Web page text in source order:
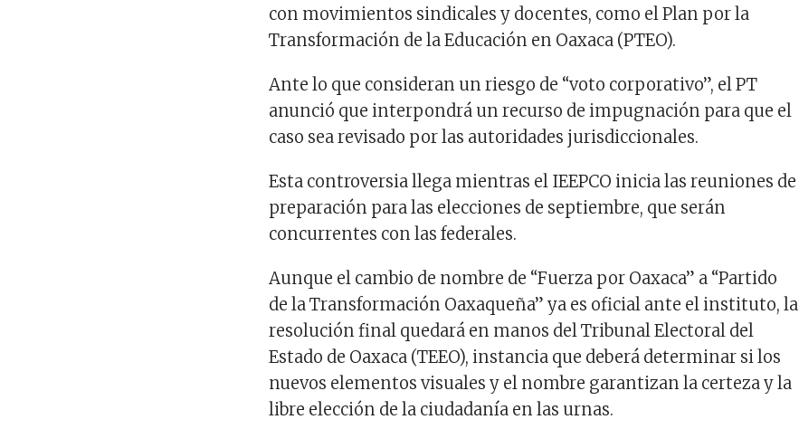
con movimientos sindicales y docentes, como el Plan por la
Transformación de la Educación en Oaxaca (PTEO).
Ante lo que consideran un riesgo de “voto corporativo”, el PT
anunció que interpondrá un recurso de impugnación para que el
caso sea revisado por las autoridades jurisdiccionales.
Esta controversia llega mientras el IEEPCO inicia las reuniones de
preparación para las elecciones de septiembre, que serán
concurrentes con las federales.
Aunque el cambio de nombre de “Fuerza por Oaxaca” a “Partido
de la Transformación Oaxaqueña” ya es oficial ante el instituto, la
resolución final quedará en manos del Tribunal Electoral del
Estado de Oaxaca (TEEO), instancia que deberá determinar si los
nuevos elementos visuales y el nombre garantizan la certeza y la
libre elección de la ciudadanía en las urnas.